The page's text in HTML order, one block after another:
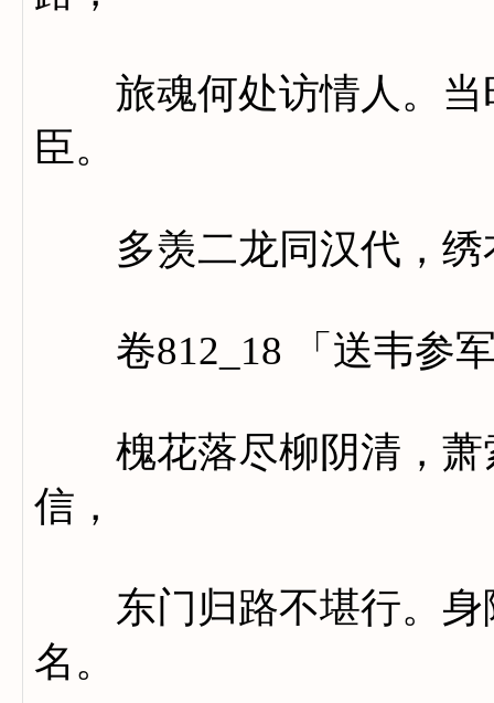
旅魂何处访情人。当
臣。
多羡二龙同汉代，绣
卷812_18 「送韦参军
槐花落尽柳阴清，萧
信，
东门归路不堪行。身
名。